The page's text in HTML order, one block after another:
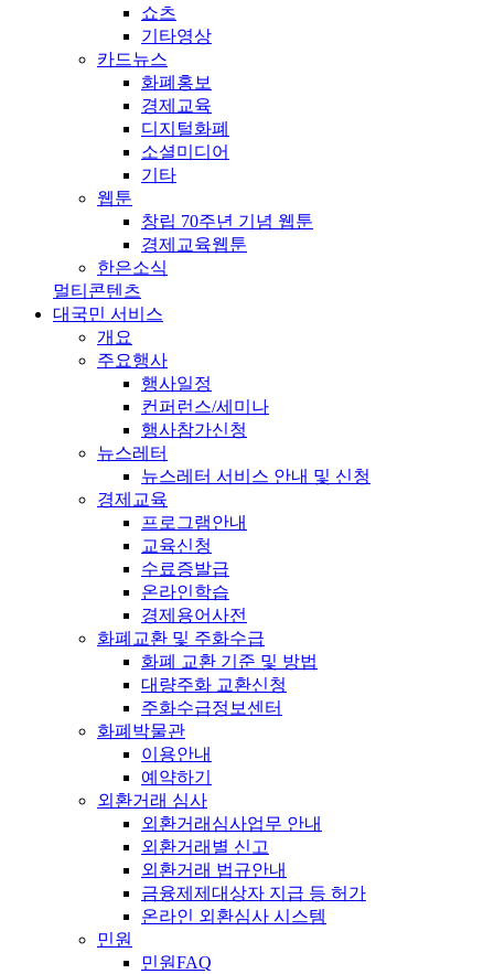
쇼츠
기타영상
카드뉴스
화폐홍보
경제교육
디지털화폐
소셜미디어
기타
웹툰
창립 70주년 기념 웹툰
경제교육웹툰
한은소식
멀티콘텐츠
대국민 서비스
개요
주요행사
행사일정
컨퍼런스/세미나
행사참가신청
뉴스레터
뉴스레터 서비스 안내 및 신청
경제교육
프로그램안내
교육신청
수료증발급
온라인학습
경제용어사전
화폐교환 및 주화수급
화폐 교환 기준 및 방법
대량주화 교환신청
주화수급정보센터
화폐박물관
이용안내
예약하기
외환거래 심사
외환거래심사업무 안내
외환거래별 신고
외환거래 법규안내
금융제제대상자 지급 등 허가
온라인 외환심사 시스템
민원
민원FAQ